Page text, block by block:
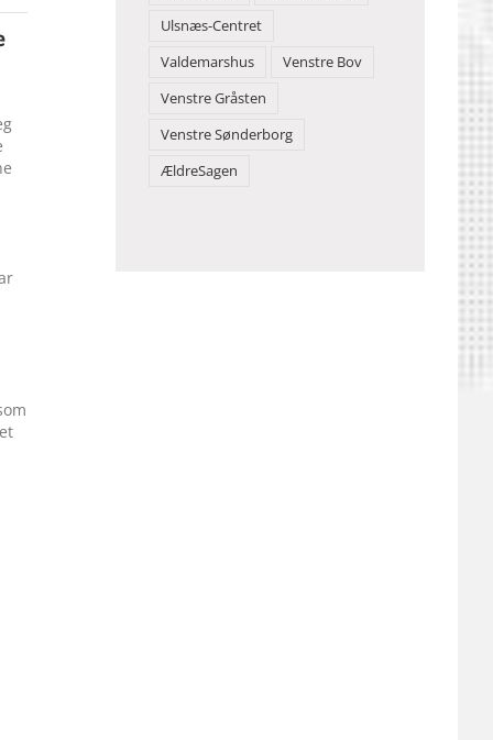
Ulsnæs-Centret
Valdemarshus
Venstre Bov
Venstre Gråsten
Venstre Sønderborg
ÆldreSagen